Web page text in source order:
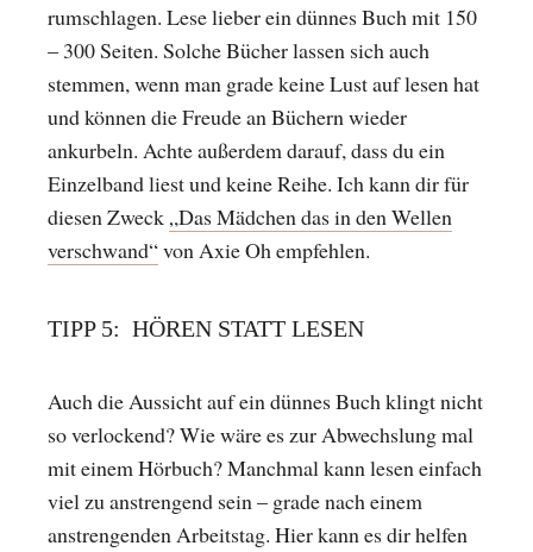
rumschlagen. Lese lieber ein dünnes Buch mit 150
– 300 Seiten. Solche Bücher lassen sich auch
stemmen, wenn man grade keine Lust auf lesen hat
und können die Freude an Büchern wieder
ankurbeln. Achte außerdem darauf, dass du ein
Einzelband liest und keine Reihe. Ich kann dir für
diesen Zweck „Das Mädchen das in den Wellen
verschwand“von Axie Oh empfehlen.
TIPP 5: HÖREN STATT LESEN
Auch die Aussicht auf ein dünnes Buch klingt nicht
so verlockend? Wie wäre es zur Abwechslung mal
mit einem Hörbuch? Manchmal kann lesen einfach
viel zu anstrengend sein – grade nach einem
anstrengenden Arbeitstag. Hier kann es dir helfen